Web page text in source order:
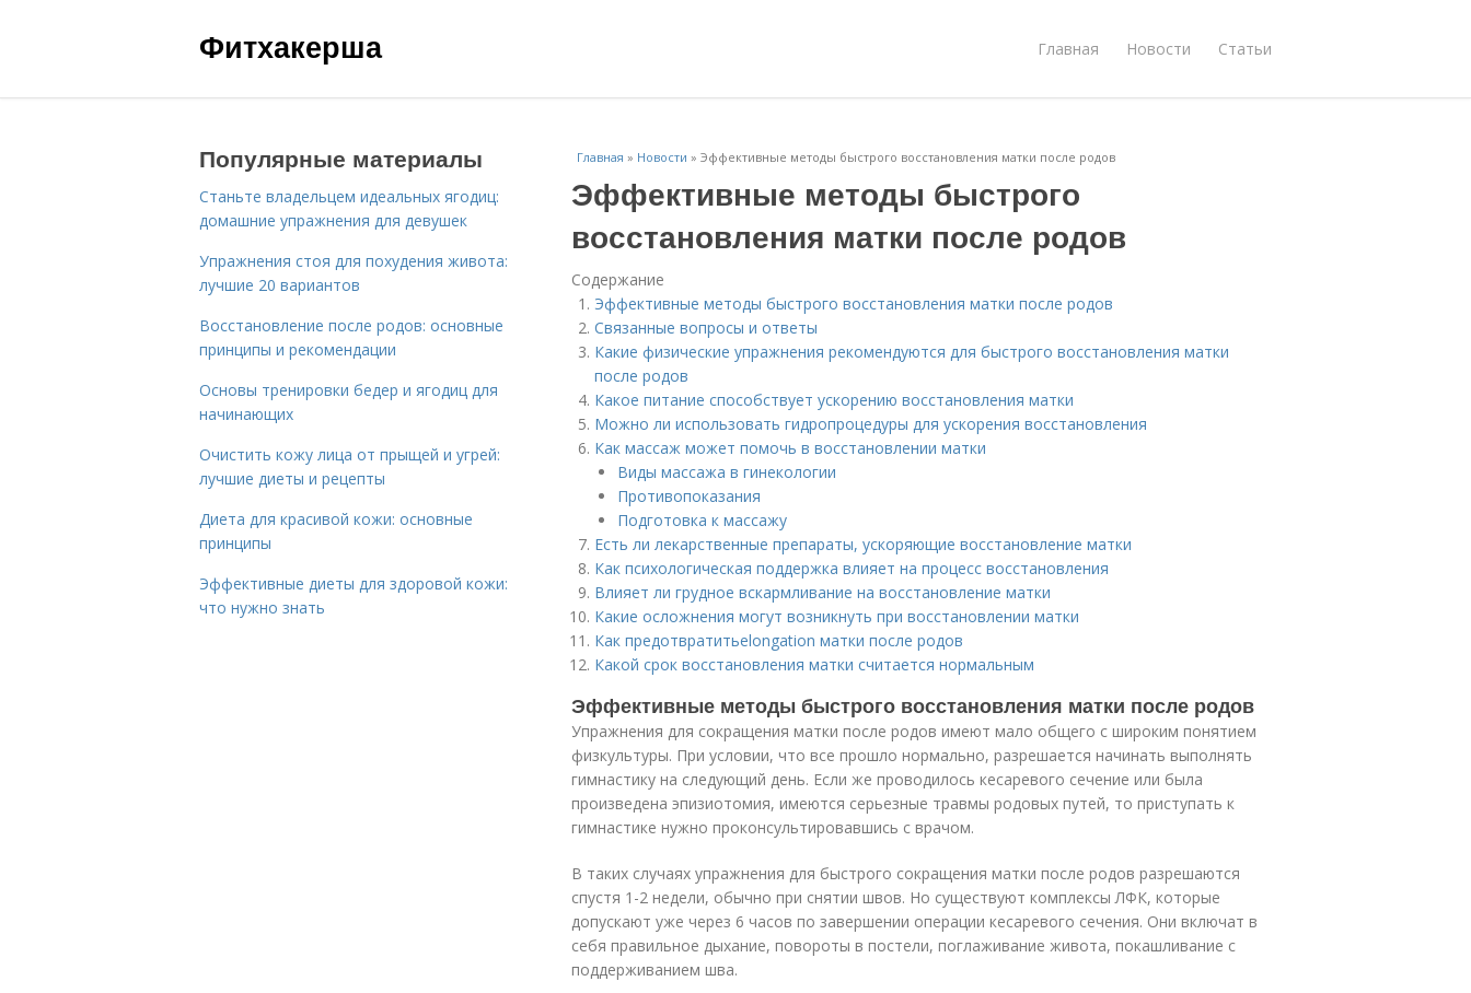
Фитхакерша Главная Новости Статьи
Главная » Новости » Эффективные методы быстрого восстановления матки после родов
Эффективные методы быстрого
восстановления матки после родов
Содержание
Эффективные методы быстрого восстановления матки после родов
Связанные вопросы и ответы
Какие физические упражнения рекомендуются для быстрого восстановления матки
после родов
Какое питание способствует ускорению восстановления матки
Можно ли использовать гидропроцедуры для ускорения восстановления
Как массаж может помочь в восстановлении матки
Виды массажа в гинекологии
Противопоказания
Подготовка к массажу
Есть ли лекарственные препараты, ускоряющие восстановление матки
Как психологическая поддержка влияет на процесс восстановления
Влияет ли грудное вскармливание на восстановление матки
Какие осложнения могут возникнуть при восстановлении матки
Как предотвратитьelongation матки после родов
Какой срок восстановления матки считается нормальным
Эффективные методы быстрого восстановления матки после родов
Упражнения для сокращения матки после родов имеют мало общего с широким понятием
физкультуры. При условии, что все прошло нормально, разрешается начинать выполнять
гимнастику на следующий день. Если же проводилось кесаревого сечение или была
произведена эпизиотомия, имеются серьезные травмы родовых путей, то приступать к
гимнастике нужно проконсультировавшись с врачом.
В таких случаях упражнения для быстрого сокращения матки после родов разрешаются
спустя 1-2 недели, обычно при снятии швов. Но существуют комплексы ЛФК, которые
допускают уже через 6 часов по завершении операции кесаревого сечения. Они включат в
себя правильное дыхание, повороты в постели, поглаживание живота, покашливание с
поддерживанием шва.
Популярные материалы
Станьте владельцем идеальных ягодиц:
домашние упражнения для девушек
Упражнения стоя для похудения живота:
лучшие 20 вариантов
Восстановление после родов: основные
принципы и рекомендации
Основы тренировки бедер и ягодиц для
начинающих
Очистить кожу лица от прыщей и угрей:
лучшие диеты и рецепты
Диета для красивой кожи: основные
принципы
Эффективные диеты для здоровой кожи:
что нужно знать